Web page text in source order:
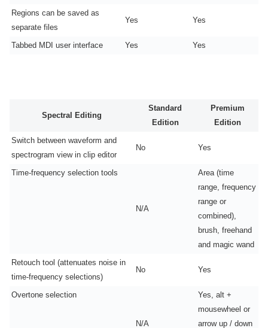
Regions can be saved as
separate files
Yes Yes
Tabbed MDI user interface Yes Yes
Spectral Editing
Standard
Edition
Premium
Edition
Switch between waveform and
spectrogram view in clip editor
No Yes
Time-frequency selection tools
N/A
Area (time
range, frequency
range or
combined),
brush, freehand
and magic wand
Retouch tool (attenuates noise in
time-frequency selections)
No Yes
Overtone selection
N/A
Yes, alt +
mousewheel or
arrow up / down